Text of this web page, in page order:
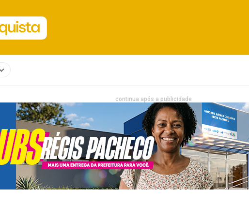
continua após a publicidade